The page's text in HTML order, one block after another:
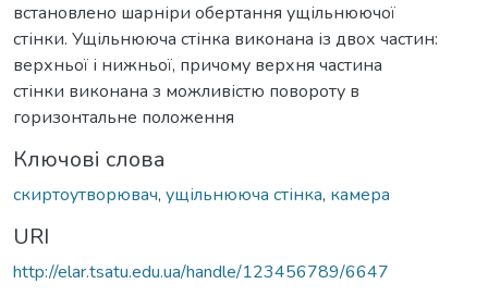
встановлено шарніри обертання ущільнюючої
стінки. Ущільнююча стінка виконана із двох частин:
верхньої і нижньої, причому верхня частина
стінки виконана з можливістю повороту в
горизонтальне положення
Ключові слова
скиртоутворювач, ущільнююча стінка, камера
URI
http://elar.tsatu.edu.ua/handle/123456789/6647